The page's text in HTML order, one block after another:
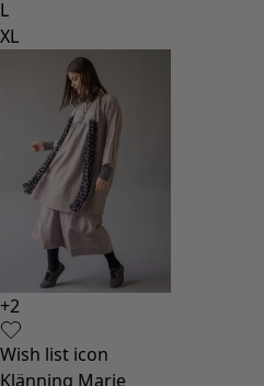
L
XL
+2
Wish list icon
Klänning Marie